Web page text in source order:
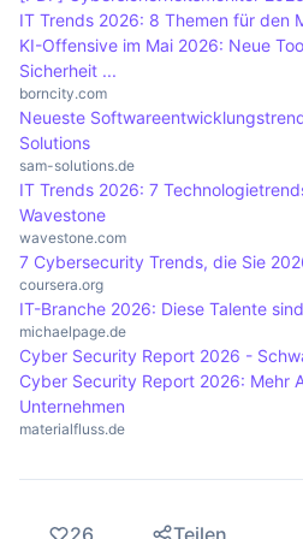
und Sicherheitsmaßnahmen
Informationen. Zudem gibt
Abkommen, die den
Verfolgung von
Austausch von Best
ist entscheidend für eine
IT Trends 2026: 8 Themen für den
KI-Offensive im Mai 2026: Neue
Sicherheit ...
borncity.com
Neueste
Solutions
sam-solutions.de
IT Trends 2026: 7
Wavestone
wavestone.com
7 Cybersecurity Trends, die Sie
coursera.org
IT-Branche 2026: Diese Talente
michaelpage.de
Cyber Security Report 2026 -
Cyber Security Report 2026: Mehr
Unternehmen
materialfluss.de
26 Teilen